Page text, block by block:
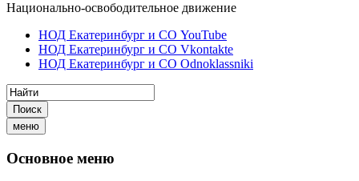
Национально-освободительное движение
НОД Екатеринбург и СО YouTube
НОД Екатеринбург и СО Vkontakte
НОД Екатеринбург и СО Odnoklassniki
Поиск
меню
Основное меню